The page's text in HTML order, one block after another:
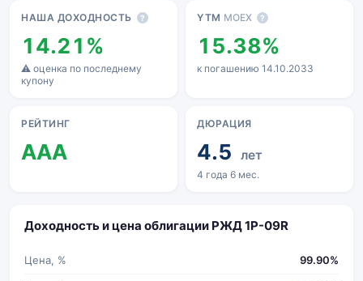
НАША ДОХОДНОСТЬ ?
14.21%
⚠ оценка по последнему
купону
YTM MOEX ?
15.38%
к погашению 14.10.2033
РЕЙТИНГ
AAA
ДЮРАЦИЯ
4.5 лет
4 года 6 мес.
Доходность и цена облигации РЖД 1Р-09R
Цена, % 99.90%